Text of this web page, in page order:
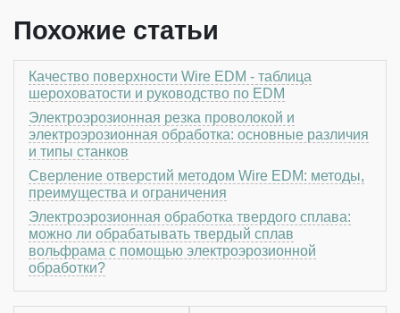
Похожие статьи
Качество поверхности Wire EDM - таблица
шероховатости и руководство по EDM
Электроэрозионная резка проволокой и
электроэрозионная обработка: основные различия
и типы станков
Сверление отверстий методом Wire EDM: методы,
преимущества и ограничения
Электроэрозионная обработка твердого сплава:
можно ли обрабатывать твердый сплав
вольфрама с помощью электроэрозионной
обработки?